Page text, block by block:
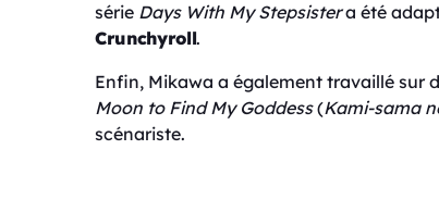
série Days With My Stepsistera été
Crunchyroll.
Enfin, Mikawa a également travaillé sur
Moon to Find My Goddess(Kami-sama
scénariste.